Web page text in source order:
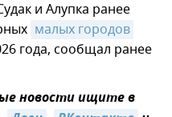
и Алупка ранее
малых городов
года, сообщал ранее
новости ищите в